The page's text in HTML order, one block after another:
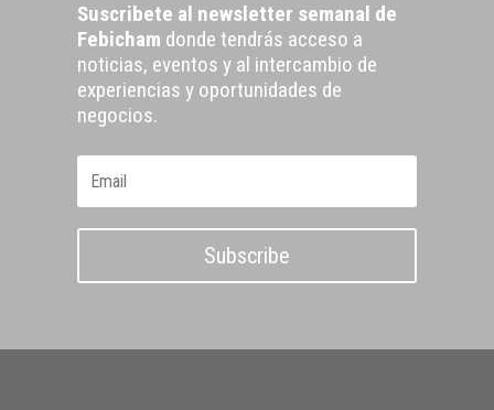
Suscribete al newsletter semanal de
Febicham donde tendrás acceso a
noticias, eventos y al intercambio de
experiencias y oportunidades de
negocios.
Subscribe